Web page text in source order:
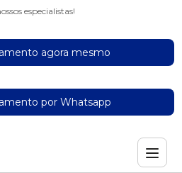
especialistas!
agora mesmo
por Whatsapp